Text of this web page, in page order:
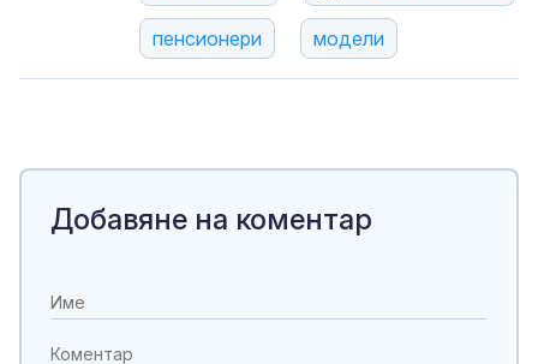
пенсионери модели
Добавяне на коментар